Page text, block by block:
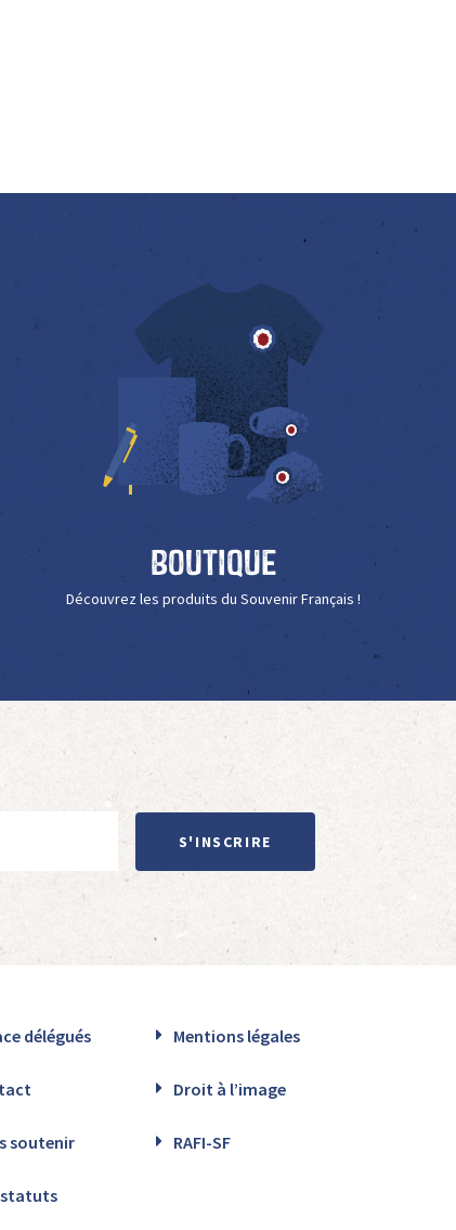
Boutique
Découvrez les produits du Souvenir Français !
S'INSCRIRE
délégués Mentions légales
Droit à l’image
soutenir RAFI-SF
statuts